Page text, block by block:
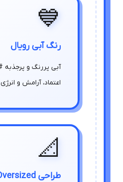
💙
رنگ آبی رویال
اعتماد، آرامش و انرژی
📐
طراحی Oversized